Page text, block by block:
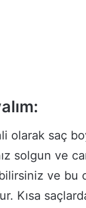
olarak saç
solgun ve
ve bu
Kısa